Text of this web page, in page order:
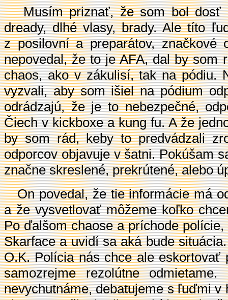
Musím priznať, že som bol dosť
dready, dlhé vlasy, brady. Ale títo
z posilovní a preparátov, značkové
nepovedal, že to je AFA, dal by som
chaos, ako v zákulisí, tak na pódiu.
vyzvali, aby som išiel na pódium
odrádzajú, že je to nebezpečné,
Čiech v kickboxe a kung fu. A že
by som rád, keby to predvádzali
odporcov objavuje v šatni. Pokúšam
značne skreslené, prekrútené, alebo
On povedal, že tie informácie má
a že vysvetlovať môžeme koľko
Po ďalšom chaose a príchode
Skarface a uvidí sa aká bude
O.K. Polícia nás chce ale
samozrejme rezolútne
nevychutnáme, debatujeme s ľuďmi